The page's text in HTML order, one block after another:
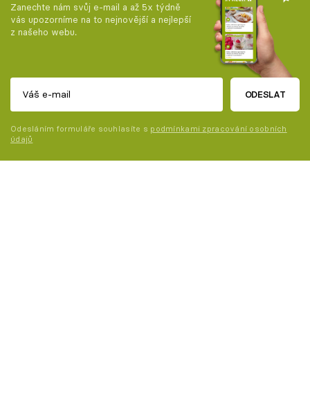
Zanechte nám svůj e-mail a až 5x týdně
vás upozorníme na to nejnovější a nejlepší
z našeho webu.
ODESLAT
Odesláním formuláře souhlasíte s podmínkami zpracování osobních
údajů